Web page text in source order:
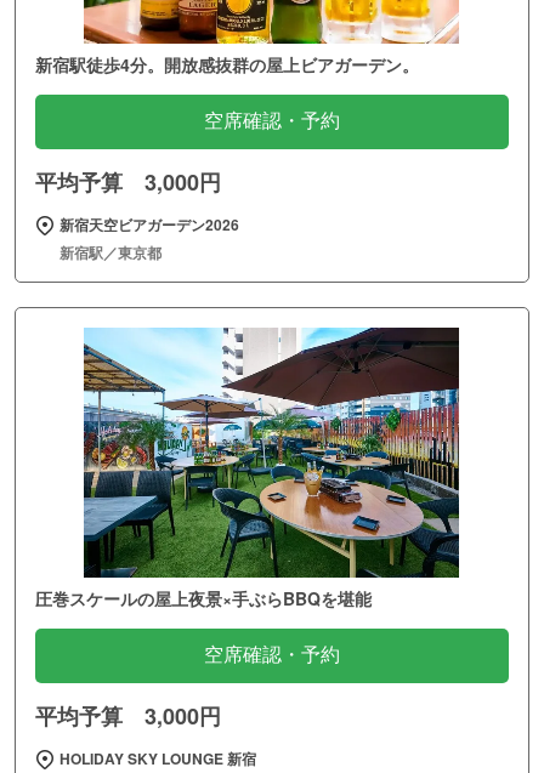
新宿駅徒歩4分。開放感抜群の屋上ビアガーデン。
空席確認・予約
平均予算 3,000円
新宿天空ビアガーデン2026
新宿駅／東京都
圧巻スケールの屋上夜景×手ぶらBBQを堪能
空席確認・予約
平均予算 3,000円
HOLIDAY SKY LOUNGE 新宿